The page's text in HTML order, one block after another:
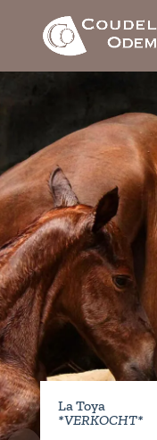
La Toya
*VERKOCHT*